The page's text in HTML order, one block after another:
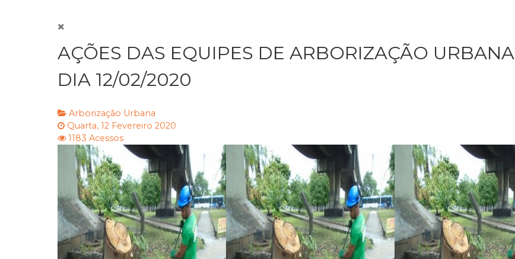
AÇÕES DAS EQUIPES DE ARBORIZAÇÃO URBANA
DIA 12/02/2020
Arborização Urbana
Quarta, 12 Fevereiro 2020
1183 Acessos